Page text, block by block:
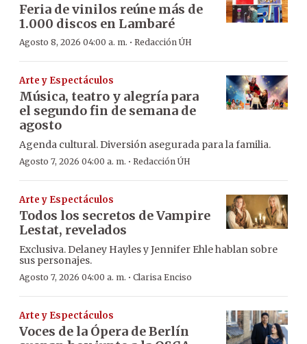
Feria de vinilos reúne más de
1.000 discos en Lambaré
Agosto 8, 2026 04:00 a. m. · Redacción ÚH
Arte y Espectáculos
Música, teatro y alegría para
el segundo fin de semana de
agosto
Agenda cultural. Diversión asegurada para la familia.
Agosto 7, 2026 04:00 a. m. · Redacción ÚH
Arte y Espectáculos
Todos los secretos de Vampire
Lestat, revelados
Exclusiva. Delaney Hayles y Jennifer Ehle hablan sobre
sus personajes.
Agosto 7, 2026 04:00 a. m. · Clarisa Enciso
Arte y Espectáculos
Voces de la Ópera de Berlín